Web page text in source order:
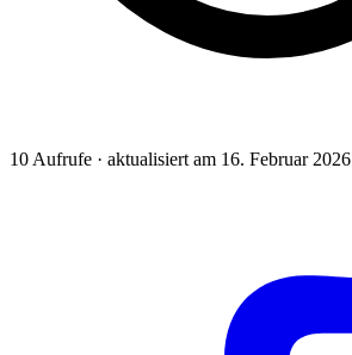
10 Aufrufe · aktualisiert am 16. Februar 2026